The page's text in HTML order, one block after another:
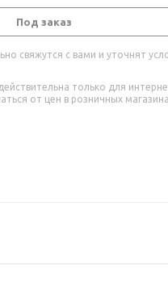
Под заказ
свяжутся с вами и уточнят
только для
от цен в розничных